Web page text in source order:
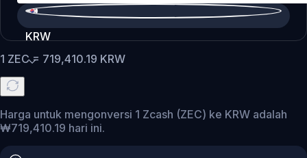
KRW
1 ZEC= 719,410.19 KRW
Harga untuk mengonversi 1 Zcash (ZEC) ke KRW adalah
₩719,410.19 hari ini.